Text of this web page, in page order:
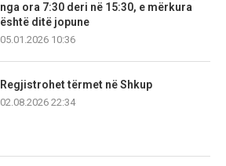
nga ora 7:30 deri në 15:30, e mërkura
është ditë jopune
05.01.2026 10:36
Regjistrohet tërmet në Shkup
02.08.2026 22:34